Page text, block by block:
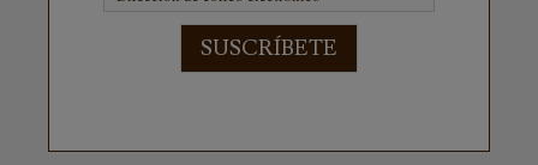
SUSCRÍBETE